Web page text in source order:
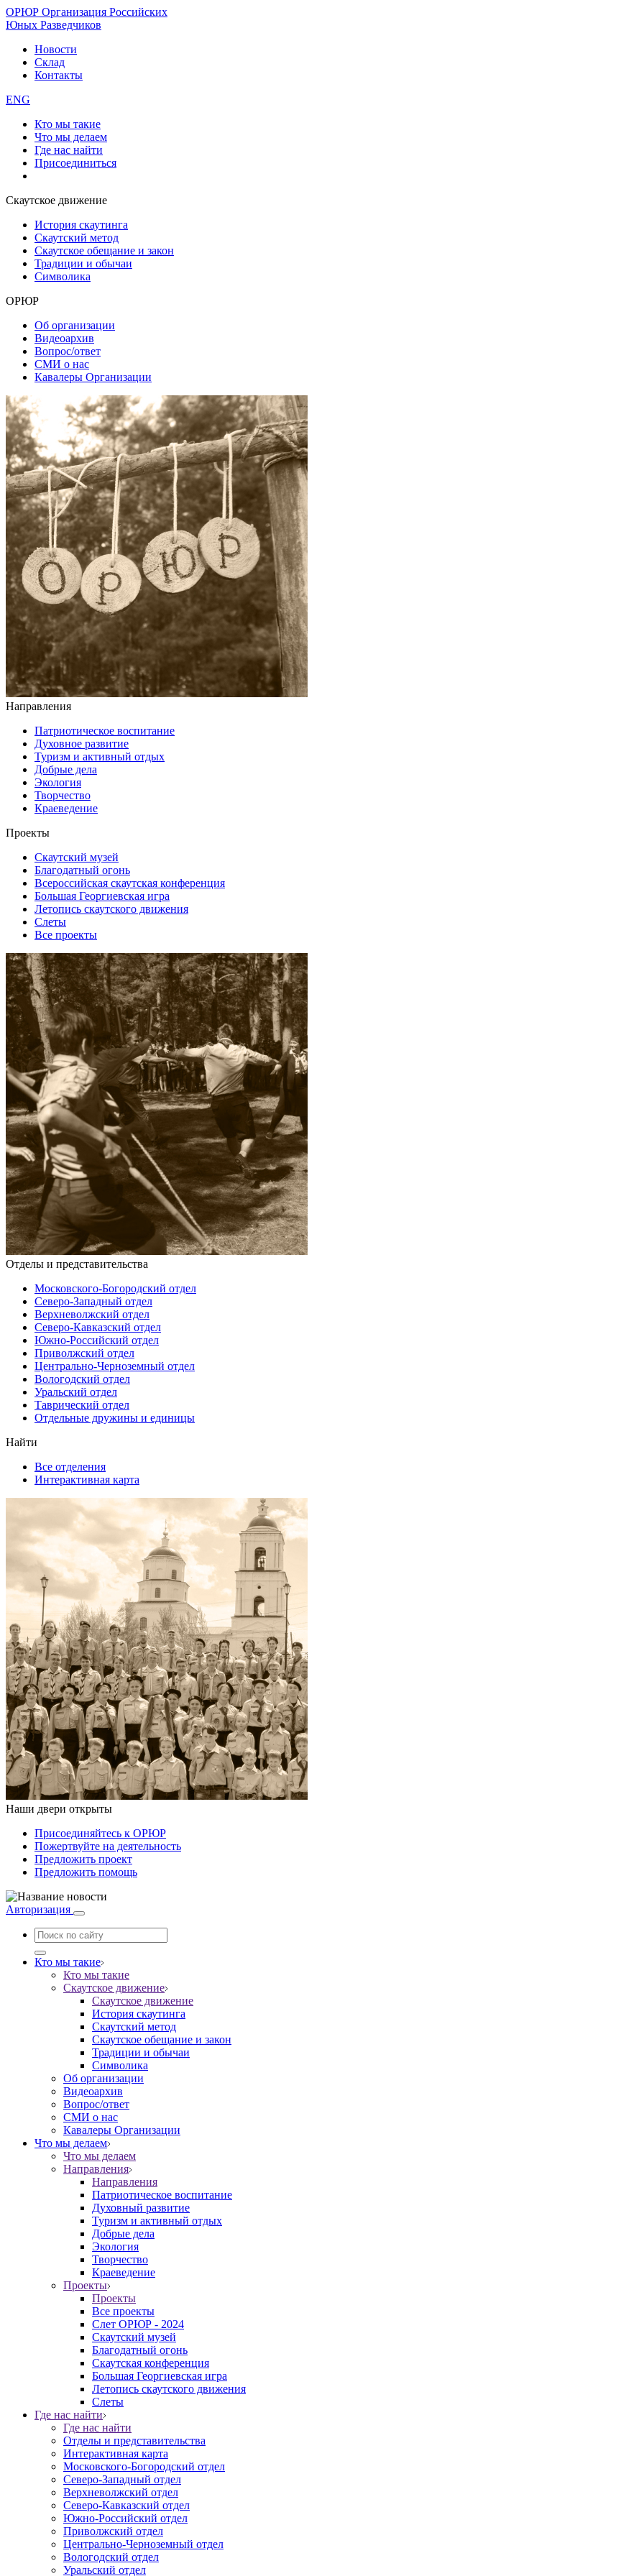
ОРЮР Организация Российских
Юных Разведчиков
Новости
Склад
Контакты
ENG
Кто мы такие
Что мы делаем
Где нас найти
Присоединиться
Скаутское движение
История скаутинга
Скаутский метод
Скаутское обещание и закон
Традиции и обычаи
Символика
ОРЮР
Об организации
Видеоархив
Вопрос/ответ
СМИ о нас
Кавалеры Организации
Направления
Патриотическое воспитание
Духовное развитие
Туризм и активный отдых
Добрые дела
Экология
Творчество
Краеведение
Проекты
Скаутский музей
Благодатный огонь
Всероссийская скаутская конференция
Большая Георгиевская игра
Летопись скаутского движения
Слеты
Все проекты
Отделы и представительства
Московского-Богородский отдел
Северо-Западный отдел
Верхневолжский отдел
Северо-Кавказский отдел
Южно-Российский отдел
Приволжский отдел
Центрально-Черноземный отдел
Вологодский отдел
Уральский отдел
Таврический отдел
Отдельные дружины и единицы
Найти
Все отделения
Интерактивная карта
Наши двери открыты
Присоединяйтесь к ОРЮР
Пожертвуйте на деятельность
Предложить проект
Предложить помощь
Авторизация
Кто мы такие
Кто мы такие
Скаутское движение
Скаутское движение
История скаутинга
Скаутский метод
Скаутское обещание и закон
Традиции и обычаи
Символика
Об организации
Видеоархив
Вопрос/ответ
СМИ о нас
Кавалеры Организации
Что мы делаем
Что мы делаем
Направления
Направления
Патриотическое воспитание
Духовный развитие
Туризм и активный отдых
Добрые дела
Экология
Творчество
Краеведение
Проекты
Проекты
Все проекты
Слет ОРЮР - 2024
Скаутский музей
Благодатный огонь
Cкаутская конференция
Большая Георгиевская игра
Летопись скаутского движения
Слеты
Где нас найти
Где нас найти
Отделы и представительства
Интерактивная карта
Московского-Богородский отдел
Северо-Западный отдел
Верхневолжский отдел
Северо-Кавказский отдел
Южно-Российский отдел
Приволжский отдел
Центрально-Черноземный отдел
Вологодский отдел
Уральский отдел